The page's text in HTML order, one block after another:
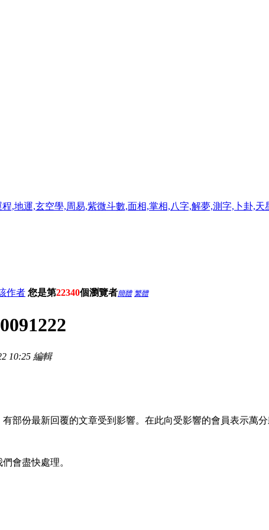
,地運,玄空學,周易,紫微斗數,面相,掌相,八字,解夢,測字,卜卦,
作者 您是第22340個瀏覽者簡體 繁體
10:25 編輯
部份最新回覆的文章受到影響。在此向受影響的會員表示萬
會盡快處理。